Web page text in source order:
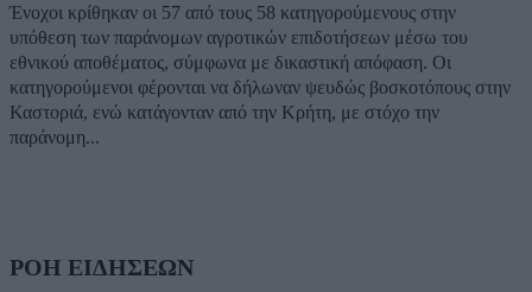
Ένοχοι κρίθηκαν οι 57 από τους 58 κατηγορούμενους στην
υπόθεση των παράνομων αγροτικών επιδοτήσεων μέσω του
εθνικού αποθέματος, σύμφωνα με δικαστική απόφαση. Οι
κατηγορούμενοι φέρονται να δήλωναν ψευδώς βοσκοτόπους στην
Καστοριά, ενώ κατάγονταν από την Κρήτη, με στόχο την
παράνομη...
ΡΟΗ ΕΙΔΗΣΕΩΝ